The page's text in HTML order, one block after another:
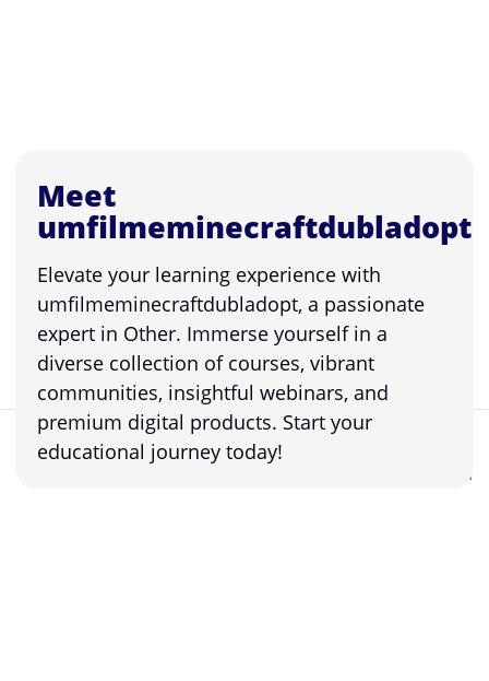
FREE Buy now for FREE
Meet
umfilmeminecraftdubladopt
Elevate your learning experience with
umfilmeminecraftdubladopt, a passionate
expert in Other. Immerse yourself in a
diverse collection of courses, vibrant
communities, insightful webinars, and
premium digital products. Start your
educational journey today!